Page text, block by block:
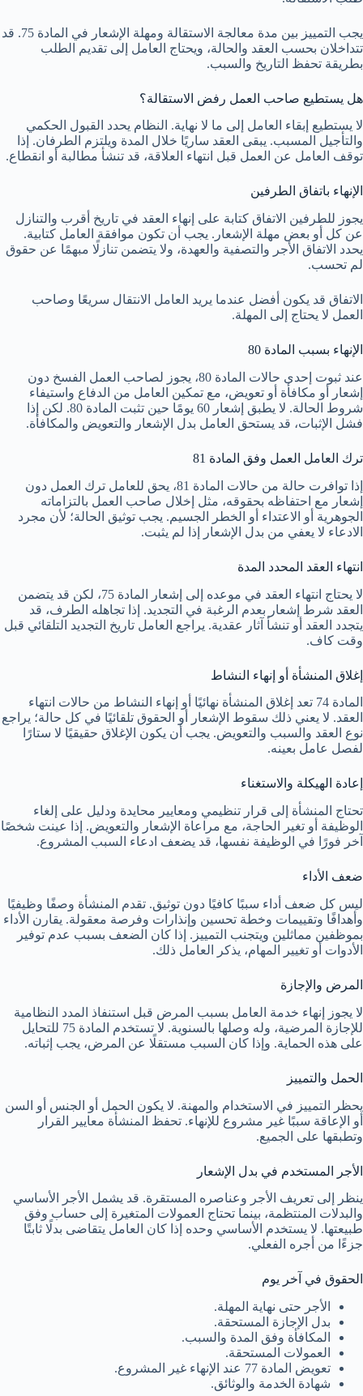
يجب التمييز بين مدة معالجة الاستقالة ومهلة الإشعار في المادة 75. قد
تتداخلان بحسب العقد والحالة، ويحتاج العامل إلى تقديم الطلب
بطريقة تحفظ التاريخ والسبب.
هل يستطيع صاحب العمل رفض الاستقالة؟
لا يستطيع إبقاء العامل إلى ما لا نهاية. النظام يحدد القبول الحكمي
والتأجيل المسبب. يبقى العقد ساريًا خلال المدة ويلتزم الطرفان. إذا
توقف العامل عن العمل قبل انتهاء العلاقة، قد تنشأ مطالبة أو انقطاع.
الإنهاء باتفاق الطرفين
يجوز للطرفين الاتفاق كتابة على إنهاء العقد في تاريخ أقرب والتنازل
عن كل أو بعض مهلة الإشعار. يجب أن تكون موافقة العامل كتابية.
يحدد الاتفاق الأجر والتصفية والعهدة، ولا يتضمن تنازلًا مبهمًا عن حقوق
لم تحسب.
الاتفاق قد يكون أفضل عندما يريد العامل الانتقال سريعًا وصاحب
العمل لا يحتاج إلى المهلة.
الإنهاء بسبب المادة 80
عند ثبوت إحدى حالات المادة 80، يجوز لصاحب العمل الفسخ دون
إشعار أو مكافأة أو تعويض، مع تمكين العامل من الدفاع واستيفاء
شروط الحالة. لا يطبق إشعار 60 يومًا حين تثبت المادة 80. لكن إذا
فشل الإثبات، قد يستحق العامل بدل الإشعار والتعويض والمكافأة.
ترك العامل العمل وفق المادة 81
إذا توافرت حالة من حالات المادة 81، يحق للعامل ترك العمل دون
إشعار مع احتفاظه بحقوقه، مثل إخلال صاحب العمل بالتزاماته
الجوهرية أو الاعتداء أو الخطر الجسيم. يجب توثيق الحالة؛ لأن مجرد
الادعاء لا يعفي من بدل الإشعار إذا لم يثبت.
انتهاء العقد المحدد المدة
لا يحتاج انتهاء العقد في موعده إلى إشعار المادة 75، لكن قد يتضمن
العقد شرط إشعار بعدم الرغبة في التجديد. إذا تجاهله الطرف، قد
يتجدد العقد أو تنشأ آثار عقدية. يراجع العامل تاريخ التجديد التلقائي قبل
وقت كاف.
إغلاق المنشأة أو إنهاء النشاط
المادة 74 تعد إغلاق المنشأة نهائيًا أو إنهاء النشاط من حالات انتهاء
العقد. لا يعني ذلك سقوط الإشعار أو الحقوق تلقائيًا في كل حالة؛ يراجع
نوع العقد والسبب والتعويض. يجب أن يكون الإغلاق حقيقيًا لا ستارًا
لفصل عامل بعينه.
إعادة الهيكلة والاستغناء
تحتاج المنشأة إلى قرار تنظيمي ومعايير محايدة ودليل على إلغاء
الوظيفة أو تغير الحاجة، مع مراعاة الإشعار والتعويض. إذا عينت شخصًا
آخر فورًا في الوظيفة نفسها، قد يضعف ادعاء السبب المشروع.
ضعف الأداء
ليس كل ضعف أداء سببًا كافيًا دون توثيق. تقدم المنشأة وصفًا وظيفيًا
وأهدافًا وتقييمات وخطة تحسين وإنذارات وفرصة معقولة. يقارن الأداء
بموظفين مماثلين ويتجنب التمييز. إذا كان الضعف بسبب عدم توفير
الأدوات أو تغيير المهام، يذكر العامل ذلك.
المرض والإجازة
لا يجوز إنهاء خدمة العامل بسبب المرض قبل استنفاذ المدد النظامية
للإجازة المرضية، وله وصلها بالسنوية. لا تستخدم المادة 75 للتحايل
على هذه الحماية. وإذا كان السبب مستقلًا عن المرض، يجب إثباته.
الحمل والتمييز
يحظر التمييز في الاستخدام والمهنة. لا يكون الحمل أو الجنس أو السن
أو الإعاقة سببًا غير مشروع للإنهاء. تحفظ المنشأة معايير القرار
وتطبقها على الجميع.
الأجر المستخدم في بدل الإشعار
ينظر إلى تعريف الأجر وعناصره المستقرة. قد يشمل الأجر الأساسي
والبدلات المنتظمة، بينما تحتاج العمولات المتغيرة إلى حساب وفق
طبيعتها. لا يستخدم الأساسي وحده إذا كان العامل يتقاضى بدلًا ثابتًا
جزءًا من أجره الفعلي.
الحقوق في آخر يوم
الأجر حتى نهاية المهلة.
بدل الإجازة المستحقة.
المكافأة وفق المدة والسبب.
العمولات المستحقة.
تعويض المادة 77 عند الإنهاء غير المشروع.
شهادة الخدمة والوثائق.